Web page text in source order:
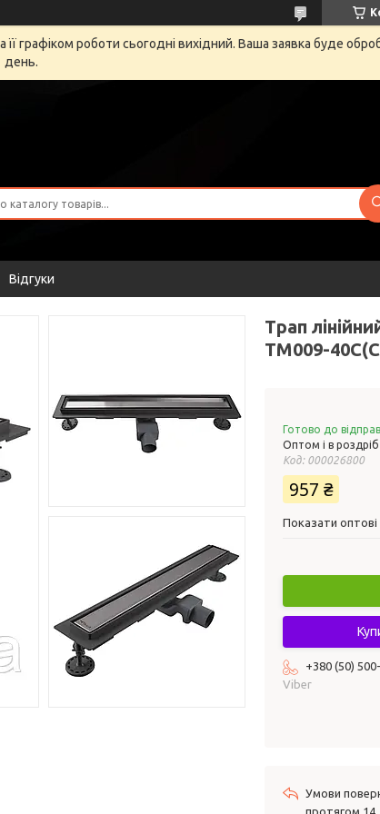
графіком роботи сьогодні вихідний. Ваша заявка буде
день.
Відгуки
Трап
TM009-
Готово до
Оптом і в роздріб
Код: 000026800
957 ₴
Показати оптові
+380 (50)
Viber
протягом 14